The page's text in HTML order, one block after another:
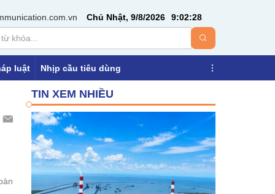
Chủ Nhật, 9/8/2026 9:02:29
luật Nhịp cầu tiêu dùng
TIN XEM NHIỀU